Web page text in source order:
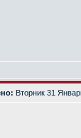
Вторник 31